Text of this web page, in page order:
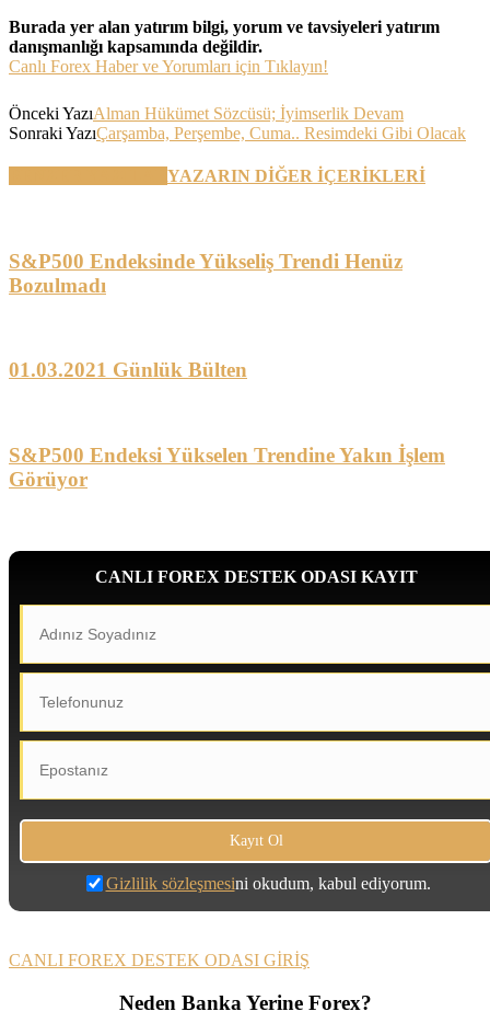
Burada yer alan yatırım bilgi, yorum ve tavsiyeleri yatırım
danışmanlığı kapsamında değildir.
Canlı Forex Haber ve Yorumları için Tıklayın!
Önceki YazıAlman Hükümet Sözcüsü; İyimserlik Devam
Sonraki YazıÇarşamba, Perşembe, Cuma.. Resimdeki Gibi Olacak
YAZARIN DİĞER İÇERİKLERİ
S&P500 Endeksinde Yükseliş Trendi Henüz
Bozulmadı
01.03.2021 Günlük Bülten
S&P500 Endeksi Yükselen Trendine Yakın İşlem
Görüyor
CANLI FOREX DESTEK ODASI KAYIT
Gizlilik sözleşmesini okudum, kabul ediyorum.
CANLI FOREX DESTEK ODASI GİRİŞ
Neden Banka Yerine Forex?